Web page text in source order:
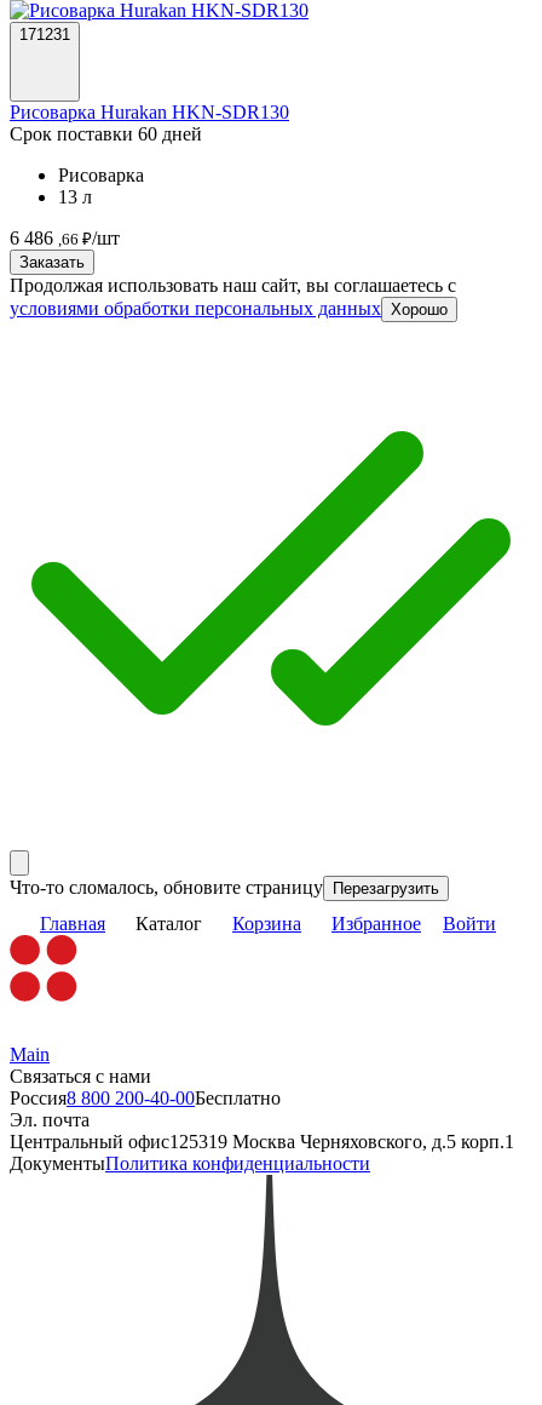
171231
Рисоварка Hurakan HKN-SDR130
Срок поставки 60 дней
Рисоварка
13 л
6 486 ,66 ₽/шт
Заказать
Продолжая использовать наш сайт, вы соглашаетесь c
условиями обработки персональных данных Хорошо
Что-то сломалось, обновите страницу Перезагрузить
Главная Каталог Корзина Избранное Войти
Main
Связаться с нами
Россия8 800 200-40-00Бесплатно
Эл. почта
Центральный офис125319 Москва Черняховского, д.5 корп.1
ДокументыПолитика конфиденциальности